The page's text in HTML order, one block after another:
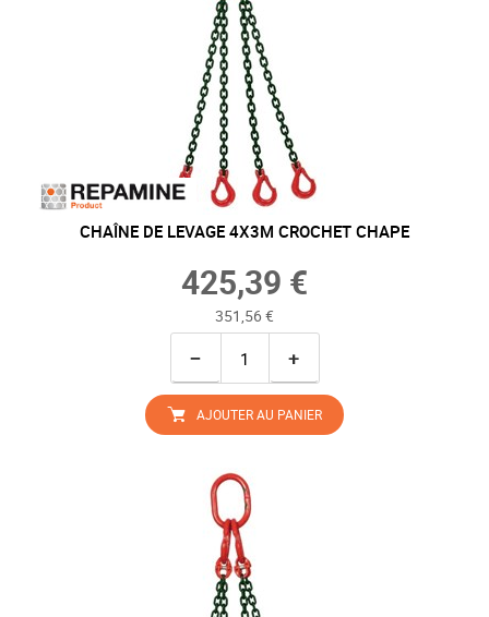
CHAÎNE DE LEVAGE 4X3M CROCHET CHAPE
425,39 €
351,56 €
− +
AJOUTER AU PANIER